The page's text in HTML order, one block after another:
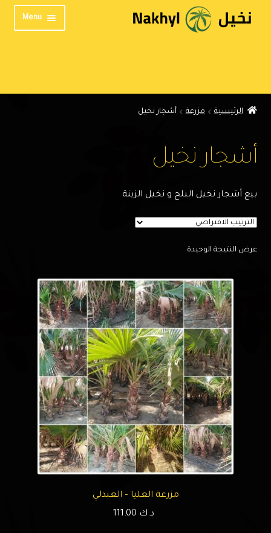
Skip
to
Skip
to
Menu
المنتدى
تواصل معنا
English
الرئيسية مزرعة أشجار نخيل
أشجار نخيل
بيع أشجار نخيل البلح و نخيل الزينة
عرض النتيجة الوحيدة
مزرعة العليا – العبدلي
د.ك